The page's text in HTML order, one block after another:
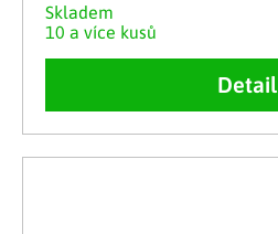
Skladem
10 a více kusů
Detail